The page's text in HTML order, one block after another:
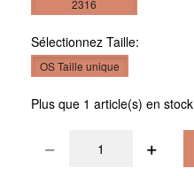
2316
Sélectionnez Taille:
OS Taille unique
Plus que 1 article(s) en stock